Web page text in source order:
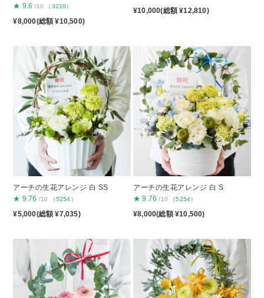
★ 9.6 /10 （3210）
¥8,000(総額 ¥10,500)
¥10,000(総額 ¥12,810)
アーチの生花アレンジ 白 SS
★ 9.76 /10 （5254）
¥5,000(総額 ¥7,035)
アーチの生花アレンジ 白 S
★ 9.76 /10 （5254）
¥8,000(総額 ¥10,500)